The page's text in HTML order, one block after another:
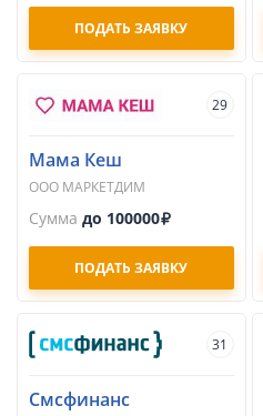
ПОДАТЬ ЗАЯВКУ
29
Мама Кеш
ООО МАРКЕТДИМ
Сумма до 100000
ПОДАТЬ ЗАЯВКУ
31
Смсфинанс